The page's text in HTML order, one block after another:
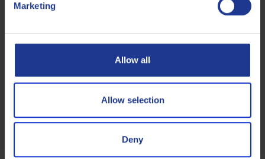
Marketing
Allow all
Allow selection
Deny
Q8 Schubert 32
Aceite para compresores de alto rendimiento
Aceite de compresores